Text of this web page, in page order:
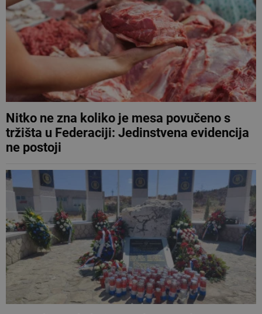
Nitko ne zna koliko je mesa povučeno s
tržišta u Federaciji: Jedinstvena evidencija
ne postoji